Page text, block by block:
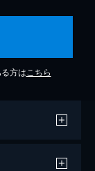
方は こちら